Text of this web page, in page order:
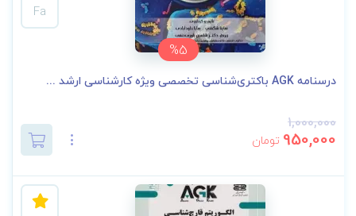
%5
Fa
درسنامه AGK باکتری‌شناسی تخصصی ویژه کارشناسی ارشد ...
1,000,000
950,000 تومان